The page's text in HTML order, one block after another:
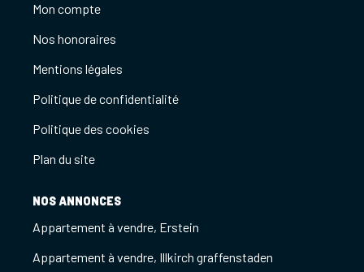
Mon compte
Nos honoraires
Mentions légales
Politique de confidentialité
Politique des cookies
Plan du site
NOS ANNONCES
Appartement à vendre, Erstein
Appartement à vendre, Illkirch graffenstaden